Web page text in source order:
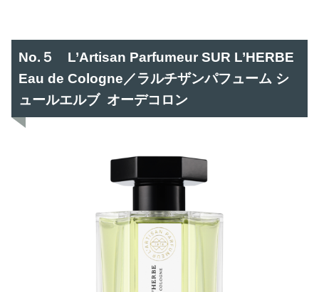
No.５ L’Artisan Parfumeur SUR L’HERBE
Eau de Cologne／ラルチザンパフューム シ
ュールエルブ オーデコロン